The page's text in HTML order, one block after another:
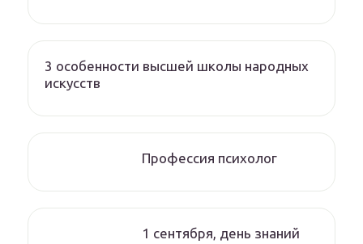
3 особенности высшей школы народных
искусств
Профессия психолог
1 сентября, день знаний